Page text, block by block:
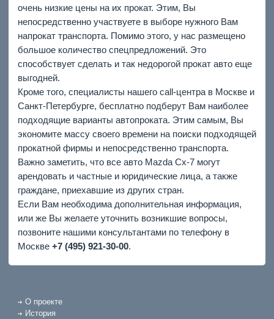
очень низкие цены на их прокат. Этим, Вы
непосредственно участвуете в выборе нужного Вам
напрокат транспорта. Помимо этого, у нас размещено
большое количество спецпредложений. Это
способствует сделать и так недорогой прокат авто еще
выгодней.
Кроме того, специалисты нашего call-центра в Москве и
Санкт-Петербурге, бесплатно подберут Вам наиболее
подходящие варианты автопроката. Этим самым, Вы
экономите массу своего времени на поиски подходящей
прокатной фирмы и непосредственно транспорта.
Важно заметить, что все авто Mazda Cx-7 могут
арендовать и частные и юридические лица, а также
граждане, приехавшие из других стран.
Если Вам необходима дополнительная информация,
или же Вы желаете уточнить возникшие вопросы,
позвоните нашими консультантами по телефону в
Москве +7 (495) 921-30-00.
О проекте
История